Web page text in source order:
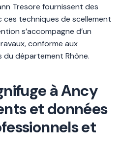
Tresore fournissent des
techniques de scellement
s’accompagne d’un
conforme aux
du département Rhône.
à Ancy
et données
et